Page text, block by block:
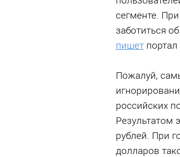
сегменте.
заботиться
пишетпортал
Пожалуй,
российских
Результатом
рублей. При
долларов